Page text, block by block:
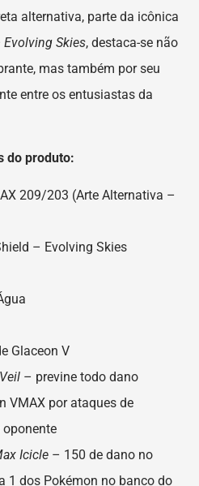
alternativa, parte da icônica
Skies, destaca-se não
mas também por seu
entre os entusiastas da
do produto:
209/203 (Arte Alternativa –
– Evolving Skies
Glaceon V
– previne todo dano
VMAX por ataques de
oponente
Icicle – 150 de dano no
1 dos Pokémon no banco do